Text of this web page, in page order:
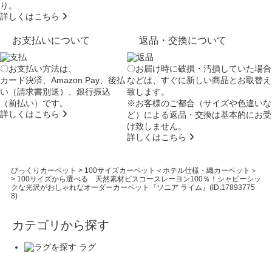
り。
詳しくはこちら
お支払いについて
〇お支払い方法は、
カード決済、Amazon Pay、後払
い（請求書別送）、銀行振込
（前払い）です。
詳しくはこちら
返品・交換について
〇お届け時に破損・汚損していた場合
などは、すぐに新しい商品とお取替え
致します。
※お客様のご都合（サイズや色違いな
ど）による返品・交換は基本的にお受
け致しません。
詳しくはこちら
びっくりカーペット > 100サイズカーペット＜ホテル仕様・織カーペット＞
> 100サイズから選べる 天然素材ビスコースレーヨン100％！シャビーシッ
クな光沢がおしゃれなオーダーカーペット『ソニア ライム』(ID:17893775
8)
カテゴリから探す
ラグ